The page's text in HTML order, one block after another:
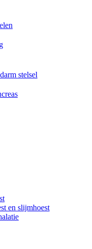
stelsel
en slijmhoest